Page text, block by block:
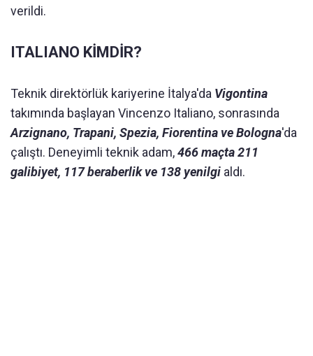
verildi.
ITALIANO KİMDİR?
Teknik direktörlük kariyerine İtalya'da Vigontina
takımında başlayan Vincenzo Italiano, sonrasında
Arzignano, Trapani, Spezia, Fiorentina ve Bologna'da
çalıştı. Deneyimli teknik adam,466 maçta 211
galibiyet, 117 beraberlik ve 138 yenilgi aldı.